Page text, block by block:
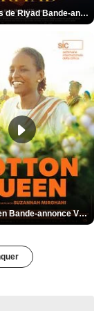
Les Silences de Riyad Bande-annonce VO STFR
Cotton Queen Bande-annonce VO STFR